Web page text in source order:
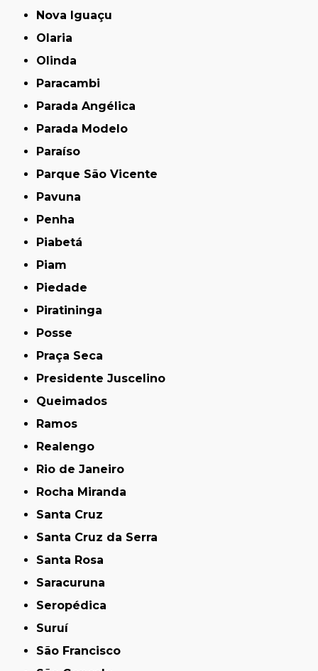
Nova Iguaçu
Olaria
Olinda
Paracambi
Parada Angélica
Parada Modelo
Paraíso
Parque São Vicente
Pavuna
Penha
Piabetá
Piam
Piedade
Piratininga
Posse
Praça Seca
Presidente Juscelino
Queimados
Ramos
Realengo
Rio de Janeiro
Rocha Miranda
Santa Cruz
Santa Cruz da Serra
Santa Rosa
Saracuruna
Seropédica
Suruí
São Francisco